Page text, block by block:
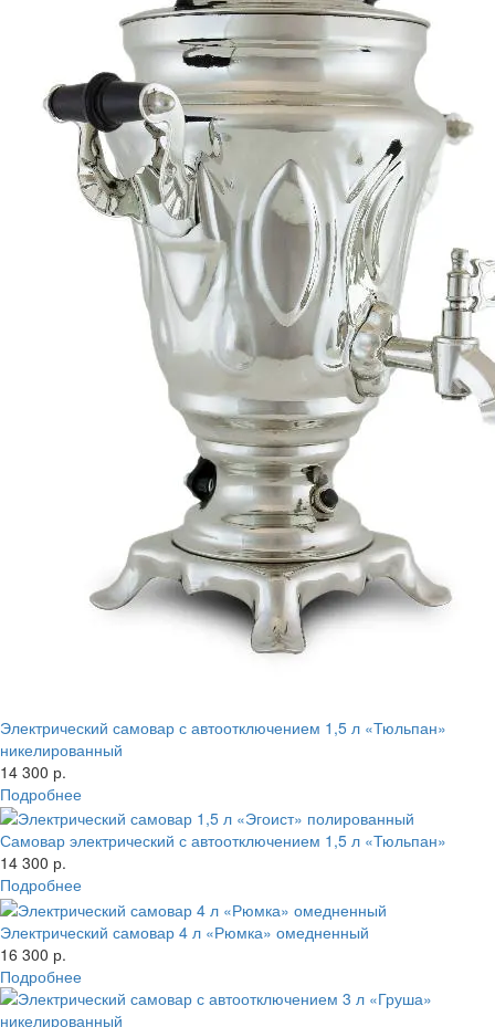
Электрический самовар с автоотключением 1,5 л «Тюльпан»
никелированный
14 300 р.
Подробнее
Самовар электрический с автоотключением 1,5 л «Тюльпан»
14 300 р.
Подробнее
Электрический самовар 4 л «Рюмка» омедненный
16 300 р.
Подробнее